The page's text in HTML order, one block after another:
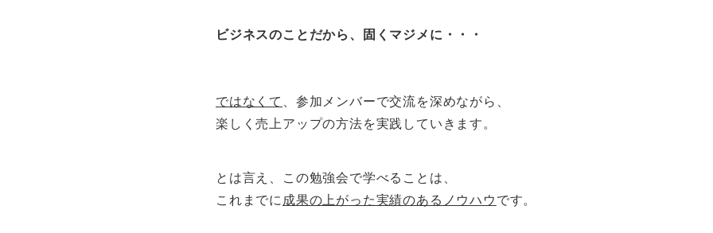
ビジネスのことだから、固くマジメに・・・
ではなくて
、参加メンバーで交流を深めながら、
楽しく売上アップの方法を実践していきます。
とは言え、この勉強会で学べることは、
これまでに 成果の上がった実績のあるノウハウ です。